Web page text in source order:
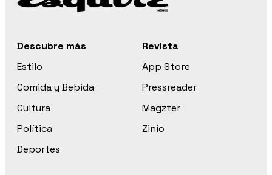
Descubre más
Estilo
Comida y Bebida
Cultura
Política
Deportes
Revista
App Store
Pressreader
Magzter
Zinio